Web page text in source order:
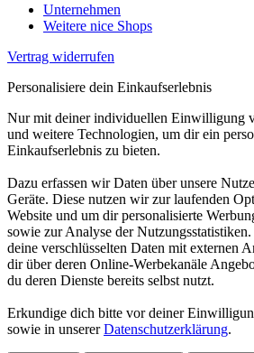
Unternehmen
Weitere nice Shops
Vertrag widerrufen
Personalisiere dein Einkaufserlebnis
Nur mit deiner individuellen Einwilligung
und weitere Technologien, um dir ein
Einkaufserlebnis zu bieten.
Dazu erfassen wir Daten über unsere
Geräte. Diese nutzen wir zur laufenden
Website und um dir personalisierte
sowie zur Analyse der
deine verschlüsselten Daten mit externen
dir über deren Online-Werbekanäle
du deren Dienste bereits selbst nutzt.
Erkundige dich bitte vor deiner
sowie in unsererDatenschutzerklärung.